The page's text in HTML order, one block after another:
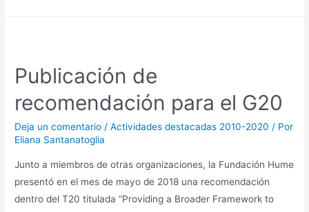
Publicación de
recomendación para el G20
Deja un comentario /Actividades destacadas 2010-2020 / Por
Eliana Santanatoglia
Junto a miembros de otras organizaciones, la Fundación Hume
presentó en el mes de mayo de 2018 una recomendación
dentro del T20 titulada “Providing a Broader Framework to